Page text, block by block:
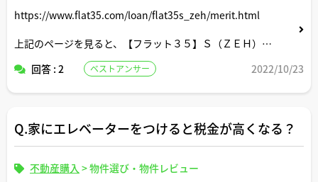
https://www.flat35.com/loan/flat35s_zeh/merit.html
上記のページを見ると、【フラット３５】Ｓ（ＺＥＨ）に
①税制の特例措置が受けられる
思いました。これから人気に火が付く住宅ローン商品にな
回答 : 2 ベストアンサー 2022/10/23
Q.家にエレベーターをつけると税金が高くなる？
不動産購入 >物件選び・物件レビュー